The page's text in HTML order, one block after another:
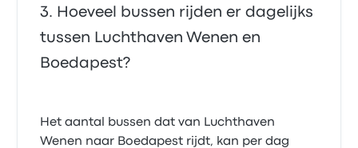
Hoeveel bussen rijden er dagelijks
tussen Luchthaven Wenen en
Boedapest?
Het aantal bussen dat van Luchthaven
Wenen naar Boedapest rijdt, kan per dag